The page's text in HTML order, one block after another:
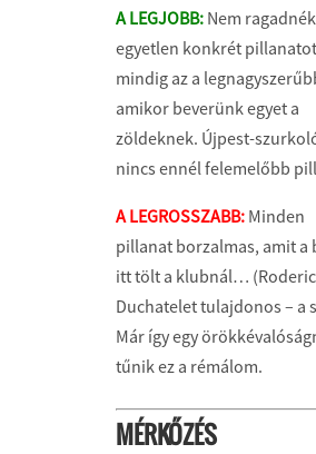
A LEGJOBB: Nem
egyetlen konkrét
mindig az a
amikor beverünk egyet a
zöldeknek. Újpest-
nincs ennél felemelőbb
A LEGROSSZABB: Minden
pillanat borzalmas, amit a
itt tölt a klubnál…
Duchatelet tulajdonos – a
Már így egy
tűnik ez a rémálom.
MÉRKŐZÉS